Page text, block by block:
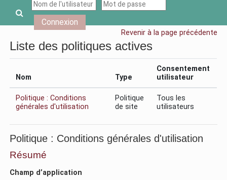
Passer au contenu principal
Activer/désactiver la saisie de recherche
Connexion
Revenir à la page précédente
Liste des politiques actives
Nom Type
Consentement
utilisateur
Politique : Conditions
générales d'utilisation
Politique
de site
Tous les
utilisateurs
Politique : Conditions générales d'utilisation
Résumé
Champ d’application